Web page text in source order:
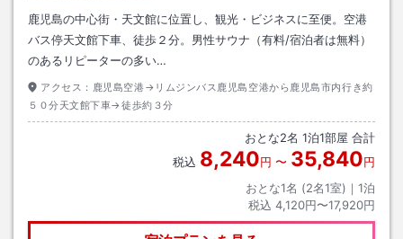
鹿児島の中心街・天文館に位置し、観光・ビジネスに至便。空港
バス停天文館下車、徒歩２分。男性サウナ（有料/宿泊者は無料）
のあるリピーターの多い…
アクセス： 鹿児島空港→リムジンバス鹿児島空港から鹿児島市内行き約
５０分天文館下車→徒歩約３分
おとな2名 1泊1部屋 合計
税込 8,240円 〜 35,840円
おとな1名 (2名1室)｜ 1泊
税込 4,120円〜17,920円